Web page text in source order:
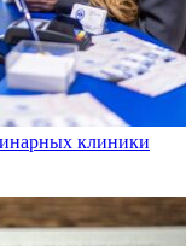
клиники